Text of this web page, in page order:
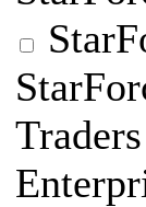
Traders